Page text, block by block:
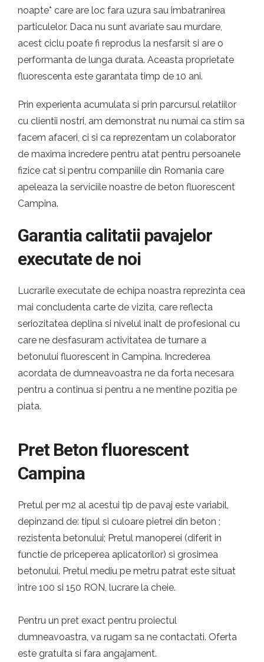
noapte* care are loc fara uzura sau imbatranirea
particulelor. Daca nu sunt avariate sau murdare,
acest ciclu poate fi reprodus la nesfarsit si are o
performanta de lunga durata. Aceasta proprietate
fluorescenta este garantata timp de 10 ani.
Prin experienta acumulata si prin parcursul relatiilor
cu clientii nostri, am demonstrat nu numai ca stim sa
facem afaceri, ci si ca reprezentam un colaborator
de maxima incredere pentru atat pentru persoanele
fizice cat si pentru companiile din Romania care
apeleaza la serviciile noastre de beton fluorescent
Campina.
Garantia calitatii pavajelor
executate de noi
Lucrarile executate de echipa noastra reprezinta cea
mai concludenta carte de vizita, care reflecta
seriozitatea deplina si nivelul inalt de profesional cu
care ne desfasuram activitatea de turnare a
betonului fluorescent in Campina. Increderea
acordata de dumneavoastra ne da forta necesara
pentru a continua si pentru a ne mentine pozitia pe
piata.
Pret Beton fluorescent
Campina
Pretul per m2 al acestui tip de pavaj este variabil,
depinzand de: tipul si culoare pietrei din beton ;
rezistenta betonului; Pretul manoperei (diferit in
functie de priceperea aplicatorilor) si grosimea
betonului. Pretul mediu pe metru patrat este situat
intre 100 si 150 RON, lucrare la cheie.
Pentru un pret exact pentru proiectul
dumneavoastra, va rugam sa ne contactati. Oferta
este gratuita si fara angajament.